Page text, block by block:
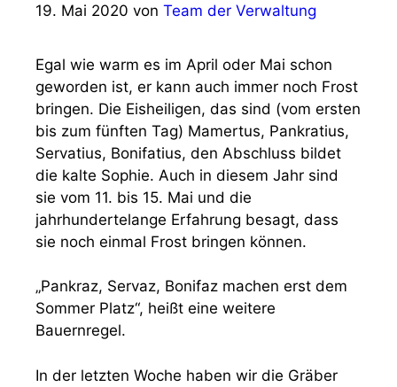
19. Mai 2020 von Team der Verwaltung
Egal wie warm es im April oder Mai schon
geworden ist, er kann auch immer noch Frost
bringen. Die Eisheiligen, das sind (vom ersten
bis zum fünften Tag) Mamertus, Pankratius,
Servatius, Bonifatius, den Abschluss bildet
die kalte Sophie. Auch in diesem Jahr sind
sie vom 11. bis 15. Mai und die
jahrhundertelange Erfahrung besagt, dass
sie noch einmal Frost bringen können.
„Pankraz, Servaz, Bonifaz machen erst dem
Sommer Platz“, heißt eine weitere
Bauernregel.
In der letzten Woche haben wir die Gräber